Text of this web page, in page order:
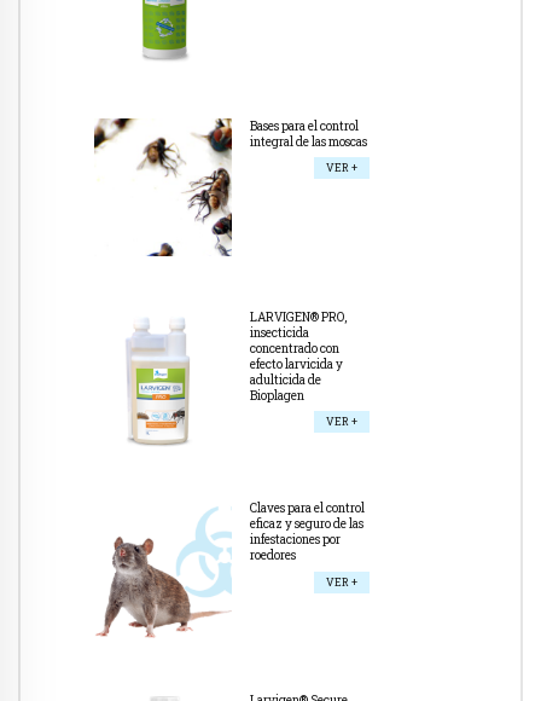
Bases para el control
integral de las moscas
VER +
LARVIGEN® PRO,
insecticida
concentrado con
efecto larvicida y
adulticida de
Bioplagen
VER +
Claves para el control
eficaz y seguro de las
infestaciones por
roedores
VER +